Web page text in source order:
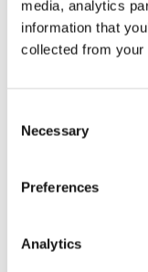
media, analytics
information that
collected from
Selection
Necessary
Preferences
Analytics